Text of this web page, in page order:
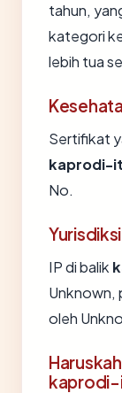
tahun,
kategori
lebih tua
Sertifikat
kaprodi-
No.
IP di balik
Unknown,
oleh